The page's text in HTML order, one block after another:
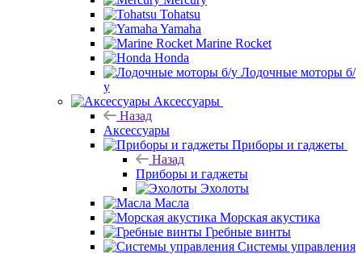
Tohatsu
Yamaha
Marine Rocket
Honda
Лодочные моторы б/
у
Аксессуары
Назад
Аксессуары
Приборы и гаджеты
Назад
Приборы и гаджеты
Эхолоты
Масла
Морская акустика
Гребные винты
Системы управления